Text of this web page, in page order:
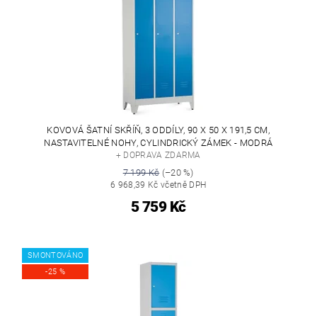
KOVOVÁ ŠATNÍ SKŘÍŇ, 3 ODDÍLY, 90 X 50 X 191,5 CM,
NASTAVITELNÉ NOHY, CYLINDRICKÝ ZÁMEK - MODRÁ
+ DOPRAVA ZDARMA
7 199 Kč(–20 %)
6 968,39 Kč včetně DPH
5 759 Kč
SMONTOVÁNO
-25 %